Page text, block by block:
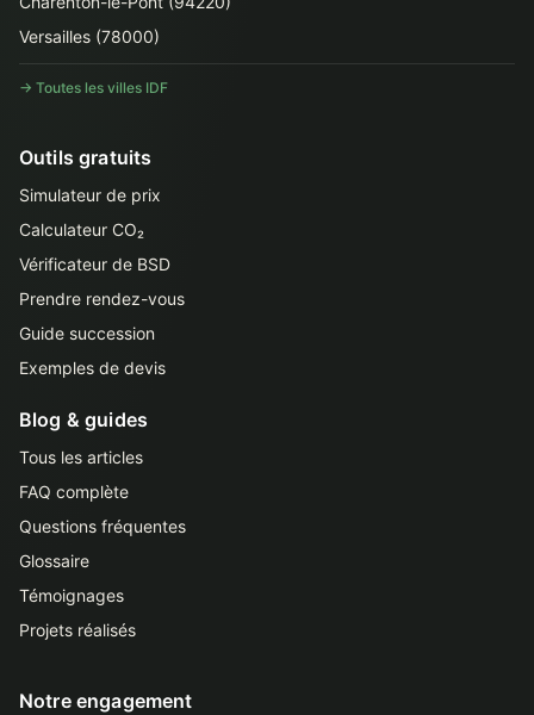
Versailles (78000)
→ Toutes les villes IDF
Outils gratuits
Simulateur de prix
Calculateur CO₂
Vérificateur de BSD
Prendre rendez-vous
Guide succession
Exemples de devis
Blog & guides
Tous les articles
FAQ complète
Questions fréquentes
Glossaire
Témoignages
Projets réalisés
Notre engagement